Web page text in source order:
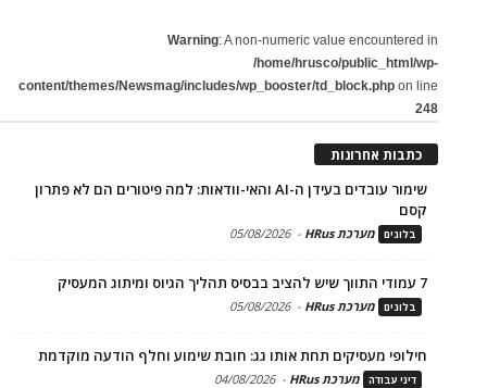
Warning: A non-numeric value encountered in
/home/hrusco/public_html/wp-
content/themes/Newsmag/includes/wp_booster/td_block.php on line
248
כתבות אחרונות
שימור עובדים בעידן ה-AI והאי-וודאות: למה פיטורים הם לא פתרון
קסם
בלוגים מערכת HRus -
05/08/2026
7 עמודי התווך שיש להציב בבסיס תהליך הגיוס ומיתוג המעסיק
בלוגים מערכת HRus -
05/08/2026
חילופי מעסיקים תחת אותו גג: חובת שימוע וחלף הודעה מוקדמת
דיני עבודה מערכת HRus -
04/08/2026